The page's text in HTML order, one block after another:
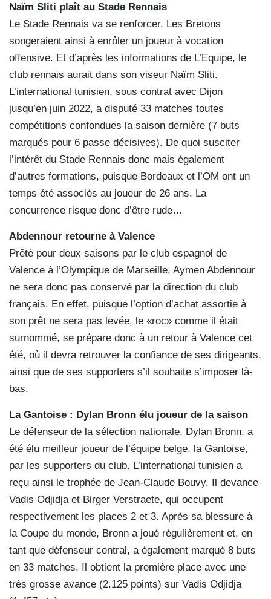
Naïm Sliti plaît au Stade Rennais
Le Stade Rennais va se renforcer. Les Bretons
songeraient ainsi à enrôler un joueur à vocation
offensive. Et d’après les informations de L’Equipe, le
club rennais aurait dans son viseur Naïm Sliti.
L’international tunisien, sous contrat avec Dijon
jusqu’en juin 2022, a disputé 33 matches toutes
compétitions confondues la saison dernière (7 buts
marqués pour 6 passe décisives). De quoi susciter
l’intérêt du Stade Rennais donc mais également
d’autres formations, puisque Bordeaux et l’OM ont un
temps été associés au joueur de 26 ans. La
concurrence risque donc d’être rude…
Abdennour retourne à Valence
Prêté pour deux saisons par le club espagnol de
Valence à l’Olympique de Marseille, Aymen Abdennour
ne sera donc pas conservé par la direction du club
français. En effet, puisque l’option d’achat assortie à
son prêt ne sera pas levée, le «roc» comme il était
surnommé, se prépare donc à un retour à Valence cet
été, où il devra retrouver la confiance de ses dirigeants,
ainsi que de ses supporters s’il souhaite s’imposer là-
bas.
La Gantoise : Dylan Bronn élu joueur de la saison
Le défenseur de la sélection nationale, Dylan Bronn, a
été élu meilleur joueur de l’équipe belge, la Gantoise,
par les supporters du club. L’international tunisien a
reçu ainsi le trophée de Jean-Claude Bouvy. Il devance
Vadis Odjidja et Birger Verstraete, qui occupent
respectivement les places 2 et 3. Après sa blessure à
la Coupe du monde, Bronn a joué régulièrement et, en
tant que défenseur central, a également marqué 8 buts
en 33 matches. Il obtient la première place avec une
très grosse avance (2.125 points) sur Vadis Odjidja